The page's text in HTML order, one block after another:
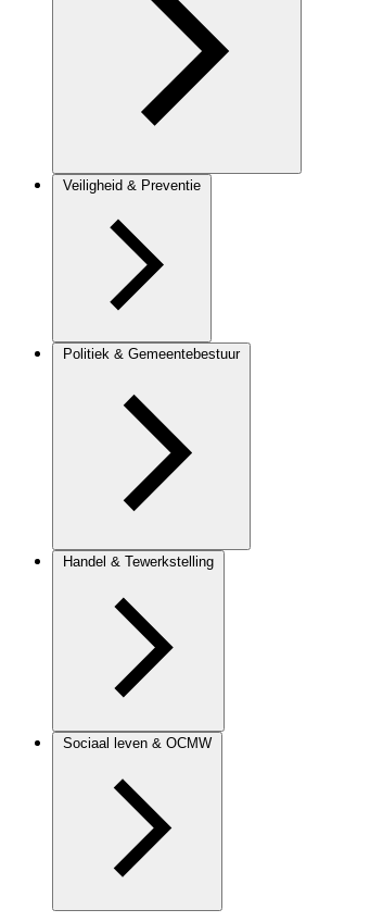
Veiligheid & Preventie
Politiek & Gemeentebestuur
Handel & Tewerkstelling
Sociaal leven & OCMW